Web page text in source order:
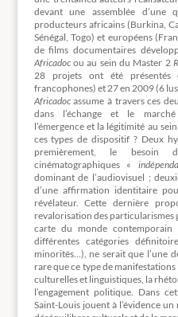
devant une assemblée
producteurs africains (Burkina,
Sénégal, Togo) et européens
de films documentaires
Africadocou au sein du Master 2
28 projets ont été
francophones) et 27 en 2009 (6
Africadocassume à travers ces
dans l’échange et le
l’émergence et la légitimité au
ces types de dispositif ? Deux
premièrement, le besoin
cinématographiques «
dominant de l’audiovisuel ;
d’une affirmation identitaire
révélateur. Cette dernière
revalorisation des particularismes
carte du monde contemporain
différentes catégories
minorités…), ne serait que l’une
rare que ce type de
culturelles et linguistiques, la
l’engagement politique. Dans
Saint-Louis jouent à l’évidence